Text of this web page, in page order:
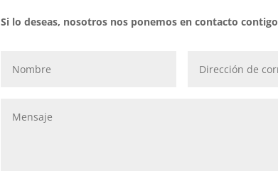
Si lo deseas, nosotros nos ponemos en contacto